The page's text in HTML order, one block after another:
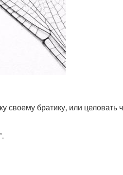
своему братику, или целовать